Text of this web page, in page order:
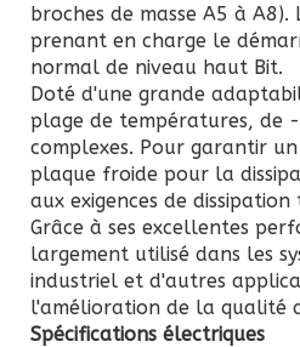
broches de masse A5 à
prenant en charge le
normal de niveau haut Bit.
Doté d'une grande
plage de températures, de
complexes. Pour garantir
plaque froide pour la
aux exigences de
Grâce à ses excellentes
largement utilisé dans les
industriel et d'autres
l'amélioration de la qualité
Spécifications électriques